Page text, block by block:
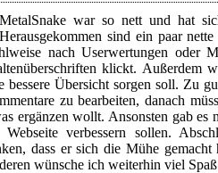
MetalSnake war so nett und hat
Herausgekommen sind ein paar
nach Userwertungen oder
klickt. Außerdem
bessere Übersicht sorgen soll. Zu
zu bearbeiten, danach
ergänzen wollt. Ansonsten gab es
Webseite verbessern sollen.
dass er sich die Mühe gemacht
wünsche ich weiterhin viel